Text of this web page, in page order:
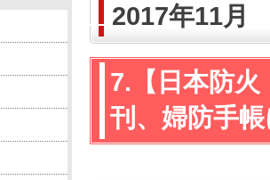
2017年11月
7.【日本防火
刊、婦防手